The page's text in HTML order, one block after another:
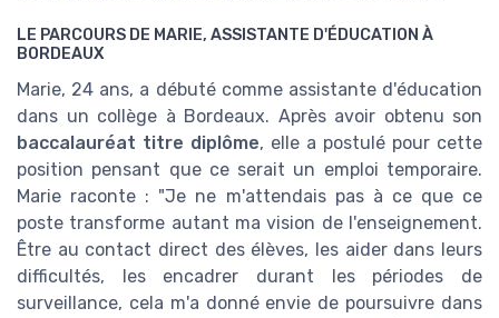
LE PARCOURS DE MARIE, ASSISTANTE D'ÉDUCATION À
BORDEAUX
Marie, 24 ans, a débuté comme assistante d'éducation
dans un collège à Bordeaux. Après avoir obtenu son
baccalauréat titre diplôme, elle a postulé pour cette
position pensant que ce serait un emploi temporaire.
Marie raconte : "Je ne m'attendais pas à ce que ce
poste transforme autant ma vision de l'enseignement.
Être au contact direct des élèves, les aider dans leurs
difficultés, les encadrer durant les périodes de
surveillance, cela m'a donné envie de poursuivre dans